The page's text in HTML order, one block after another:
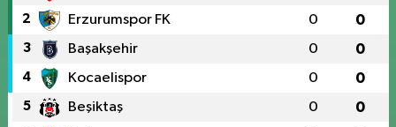
2 Erzurumspor FK 0 0
3 Başakşehir 0 0
4 Kocaelispor 0 0
5 Beşiktaş 0 0